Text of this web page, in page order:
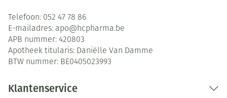
Telefoon: 052 47 78 86
E-mailadres: apo@hcpharma.be
APB nummer: 420803
Apotheek titularis: Daniëlle Van Damme
BTW nummer: BE0405023993
Klantenservice